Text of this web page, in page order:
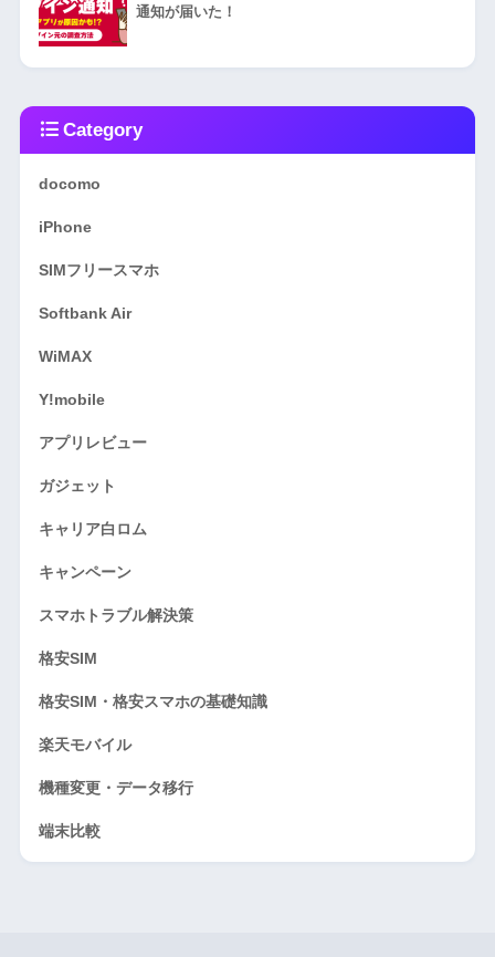
通知が届いた！
Category
docomo
iPhone
SIMフリースマホ
Softbank Air
WiMAX
Y!mobile
アプリレビュー
ガジェット
キャリア白ロム
キャンペーン
スマホトラブル解決策
格安SIM
格安SIM・格安スマホの基礎知識
楽天モバイル
機種変更・データ移行
端末比較